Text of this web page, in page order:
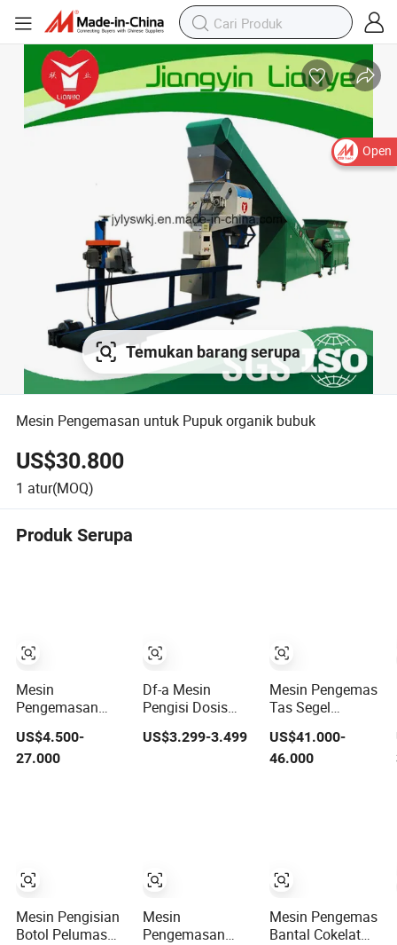
Open
Temukan barang serupa
Mesin Pengemasan untuk Pupuk organik bubuk
US$30.800
1 atur(MOQ)
Produk Serupa
Mesin
Pengemasan
Pengisian
Penyegelan
Sachet Vertikal
Makanan
US$4.500-
27.000
Mesin Pengisian
Botol Pelumas
Df-a Mesin
Pengisi Dosis
Auger Semi
Otomatis Lada
US$3.299-3.499
Mesin
Pengemasan
Mesin Pengemas
Tas Segel
Kuadran
Multifungsi
Otomatis yang
US$41.000-
46.000
Mesin Pengemas
Bantal Cokelat